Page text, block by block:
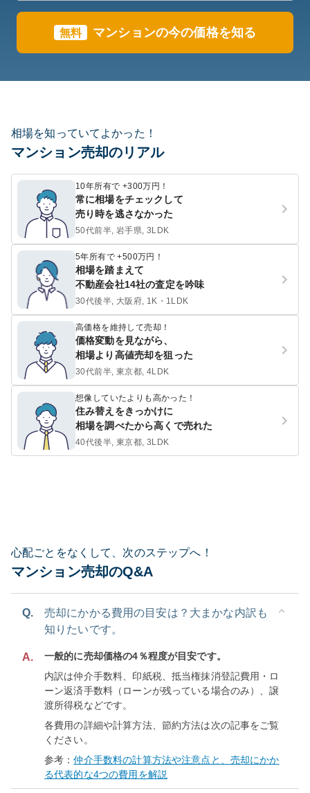
無料 マンションの今の価格を知る
相場を知っていてよかった！
マンション売却のリアル
10年所有で +300万円！
常に相場をチェックして
売り時を逃さなかった
50代前半, 岩手県, 3LDK
5年所有で +500万円！
相場を踏まえて
不動産会社14社の査定を吟味
30代後半, 大阪府, 1K・1LDK
高価格を維持して売却！
価格変動を見ながら、
相場より高値売却を狙った
30代前半, 東京都, 4LDK
想像していたよりも高かった！
住み替えをきっかけに
相場を調べたから高くで売れた
40代後半, 東京都, 3LDK
心配ごとをなくして、次のステップへ！
マンション売却のQ&A
Q.
売却にかかる費用の目安は？大まかな内訳も
知りたいです。
A.
一般的に売却価格の4％程度が目安です。
内訳は仲介手数料、印紙税、抵当権抹消登記費用・ロ
ーン返済手数料（ローンが残っている場合のみ）、譲
渡所得税などです。
各費用の詳細や計算方法、節約方法は次の記事をご覧
ください。
参考：仲介手数料の計算方法や注意点と、売却にかか
る代表的な4つの費用を解説